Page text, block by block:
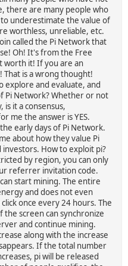
there are many people who
underestimate the value of
worthless, unreliable, etc.
called the Pi Network that
Oh! It's from the Free
worth it! If you are an
is a wrong thought!
explore and evaluate, and
Pi Network? Whether or not
it a consensus,
me the answer is YES.
early days of Pi Network.
about how they value Pi
How to exploit pi?
by region, you can only
referrer invitation code.
start mining. The entire
and does not even
once every 24 hours. The
screen can synchronize
and continue mining.
along with the increase
If the total number
pi will be released